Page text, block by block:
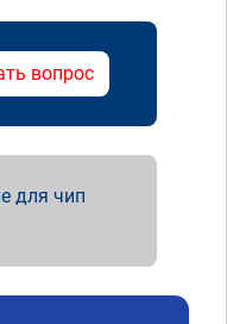
вопрос
для чип